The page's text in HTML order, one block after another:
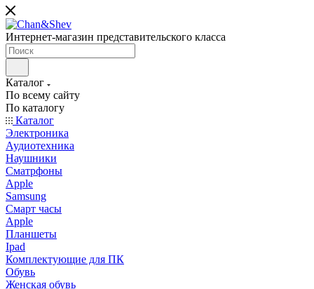
Интернет-магазин представительского класса
Каталог
По всему сайту
По каталогу
Каталог
Электроника
Аудиотехника
Наушники
Сматрфоны
Apple
Samsung
Смарт часы
Apple
Планшеты
Ipad
Комплектующие для ПК
Обувь
Женская обувь